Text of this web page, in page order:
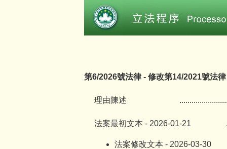
第6/2026號法律 - 修改第14/2021號法
理由陳述
法案最初文本 - 2026-01-21
法案修改文本 - 2026-03-30